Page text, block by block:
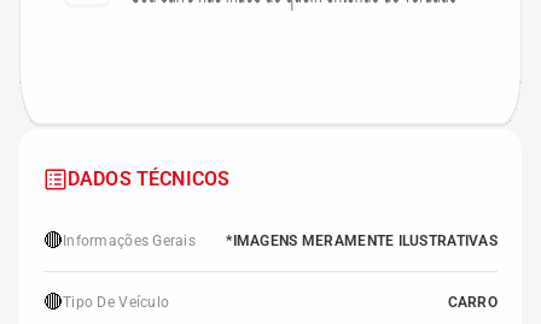
DADOS TÉCNICOS
🔴 Informações Gerais *IMAGENS MERAMENTE ILUSTRATIVAS
🔴Tipo De Veículo CARRO